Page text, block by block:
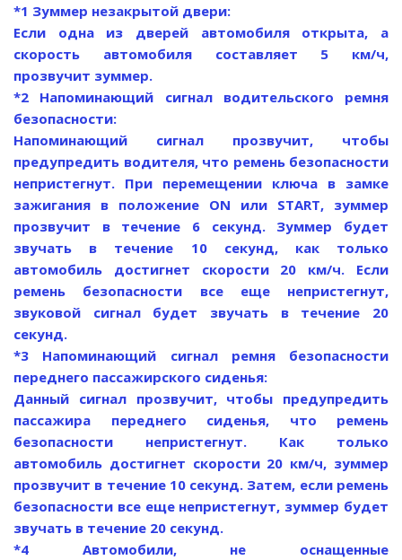
*1 Зуммер незакрытой двери:
Если одна из дверей автомобиля открыта, а
скорость автомобиля составляет 5 км/ч,
прозвучит зуммер.
*2 Напоминающий сигнал водительского ремня
безопасности:
Напоминающий сигнал прозвучит, чтобы
предупредить водителя, что ремень безопасности
непристегнут. При перемещении ключа в замке
зажигания в положение ON или START, зуммер
прозвучит в течение 6 секунд. Зуммер будет
звучать в течение 10 секунд, как только
автомобиль достигнет скорости 20 км/ч. Если
ремень безопасности все еще непристегнут,
звуковой сигнал будет звучать в течение 20
секунд.
*3 Напоминающий сигнал ремня безопасности
переднего пассажирского сиденья:
Данный сигнал прозвучит, чтобы предупредить
пассажира переднего сиденья, что ремень
безопасности непристегнут. Как только
автомобиль достигнет скорости 20 км/ч, зуммер
прозвучит в течение 10 секунд. Затем, если ремень
безопасности все еще непристегнут, зуммер будет
звучать в течение 20 секунд.
*4 Автомобили, не оснащенные